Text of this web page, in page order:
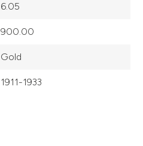
6.05
900.00
Gold
1911-1933